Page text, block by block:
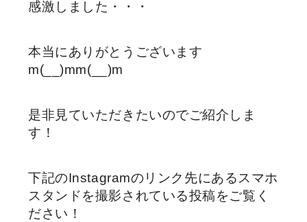
感激しました・・・
本当にありがとうございます
m(__)mm(__)m
是非見ていただきたいのでご紹介しま
す！
下記のInstagramのリンク先にあるスマホ
スタンドを撮影されている投稿をご覧く
ださい！